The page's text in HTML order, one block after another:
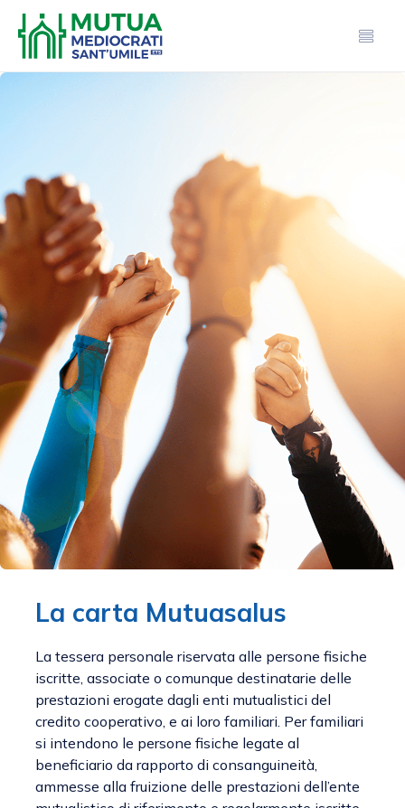
La carta Mutuasalus
La tessera personale riservata alle persone fisiche
iscritte, associate o comunque destinatarie delle
prestazioni erogate dagli enti mutualistici del
credito cooperativo, e ai loro familiari. Per familiari
si intendono le persone fisiche legate al
beneficiario da rapporto di consanguineità,
ammesse alla fruizione delle prestazioni dell’ente